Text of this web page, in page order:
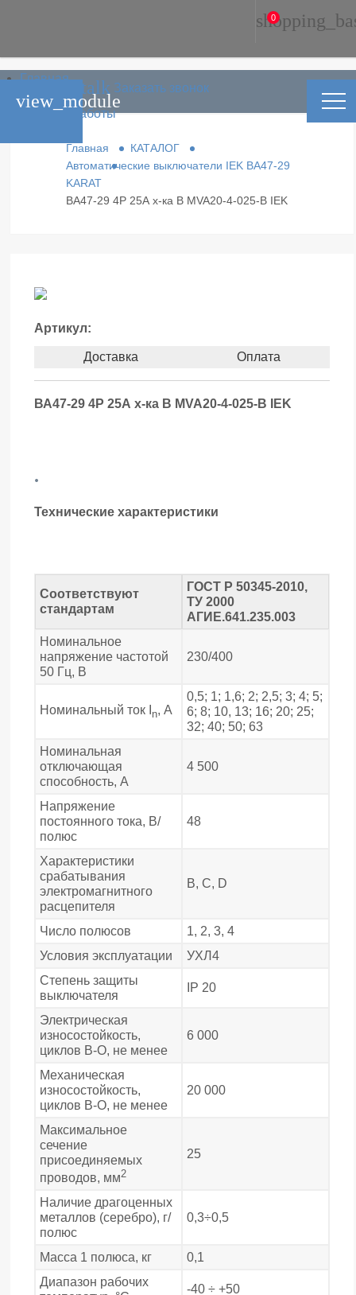
phone_in_talk Заказать звонок
Главная
Каталог
Условия работы
0
Главная
КАТАЛОГ
Автоматические выключатели IEK ВА47-29
KARAT
ВА47-29 4Р 25А х-ка В MVA20-4-025-B IEK
Артикул:
Доставка Оплата
ВА47-29 4Р 25А х-ка В MVA20-4-025-B IEK
.
Технические характеристики
Соответствуют
стандартам
ГОСТ Р 50345-2010,
ТУ 2000
АГИЕ.641.235.003
Номинальное
напряжение частотой
50 Гц, В
230/400
Номинальный ток I n, А
0,5; 1; 1,6; 2; 2,5; 3; 4; 5;
6; 8; 10, 13; 16; 20; 25;
32; 40; 50; 63
Номинальная
отключающая
способность, А
4 500
Напряжение
постоянного тока, В/
полюс
48
Характеристики
срабатывания
электромагнитного
расцепителя
В, С, D
Число полюсов
1, 2, 3, 4
Условия эксплуатации
УХЛ4
Степень защиты
выключателя
IP 20
Электрическая
износостойкость,
циклов В-О, не менее
6 000
Механическая
износостойкость,
циклов В-О, не менее
20 000
Максимальное
сечение
присоединяемых
проводов, мм2
25
Наличие драгоценных
металлов (серебро), г/
полюс
0,3÷0,5
Масса 1 полюса, кг
0,1
Диапазон рабочих
-40 ÷ +50
view_module